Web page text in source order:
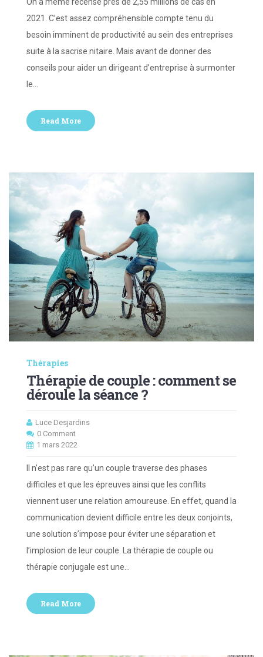
On a même recensé près de 2,55 millions de cas en
2021. C’est assez compréhensible compte tenu du
besoin imminent de productivité au sein des entreprises
suite à la sacrise nitaire. Mais avant de donner des
conseils pour aider un dirigeant d’entreprise à surmonter
le…
Read More
Thérapies
Thérapie de couple : comment se
déroule la séance ?
Luce Desjardins
0 Comment
1 mars 2022
Il n’est pas rare qu’un couple traverse des phases
difficiles et que les épreuves ainsi que les conflits
viennent user une relation amoureuse. En effet, quand la
communication devient difficile entre les deux conjoints,
une solution s’impose pour éviter une séparation et
l’implosion de leur couple. La thérapie de couple ou
thérapie conjugale est une…
Read More